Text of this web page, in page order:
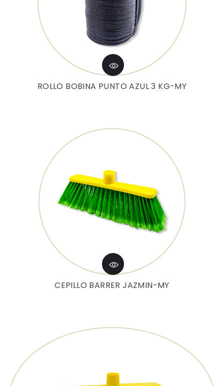
ROLLO BOBINA PUNTO AZUL 3 KG-MY
CEPILLO BARRER JAZMIN-MY